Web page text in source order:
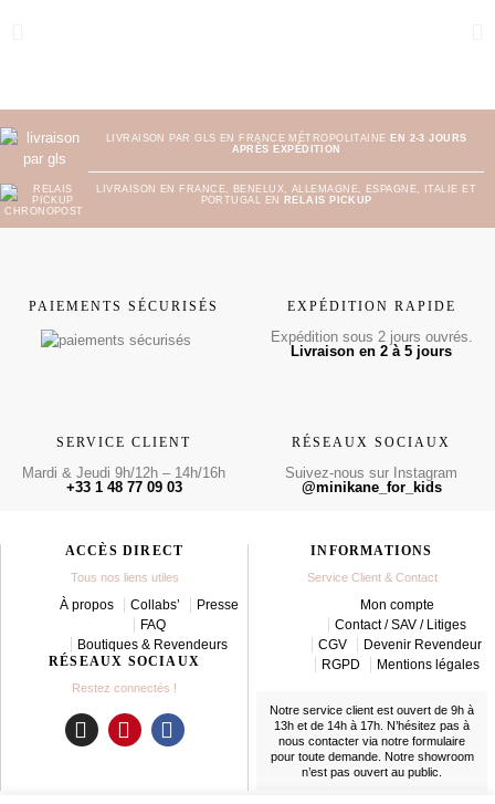
LIVRAISON PAR GLS EN FRANCE MÉTROPOLITAINE EN 2-3 JOURS
APRÈS EXPÉDITION
LIVRAISON EN FRANCE, BENELUX, ALLEMAGNE, ESPAGNE, ITALIE ET
PORTUGAL EN
RELAIS PICKUP
PAIEMENTS SÉCURISÉS EXPÉDITION RAPIDE
Expédition sous 2 jours ouvrés.
Livraison en 2 à 5 jours
SERVICE CLIENT
Mardi & Jeudi 9h/12h – 14h/16h
+33 1 48 77 09 03
RÉSEAUX SOCIAUX
Suivez-nous sur Instagram
@minikane_for_kids
ACCÈS DIRECT
Tous nos liens utiles
À propos Collabs’
Presse
FAQ
Boutiques & Revendeurs
RÉSEAUX SOCIAUX
Restez connectés !
I
P
F
INFORMATIONS
Service Client & Contact
Mon compte
Contact / SAV / Litiges
CGV
Devenir Revendeur
RGPD
Mentions légales
Notre service client est ouvert de 9h à
13h et de 14h à 17h. N’hésitez pas à
nous contacter via notre formulaire
pour toute demande. Notre showroom
n’est pas ouvert au public.